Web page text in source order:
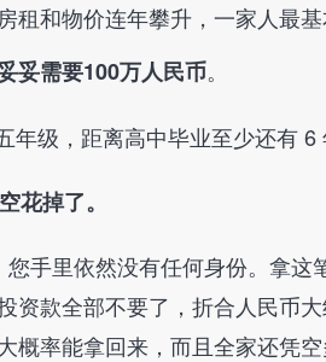
租和物价连年攀升，一家人最
妥需要100万人民币。
级，距离高中毕业至少还有 6
花掉了。
手里依然没有任何身份。拿
款全部不要了，折合人民币
概率能拿回来，而且全家还凭空